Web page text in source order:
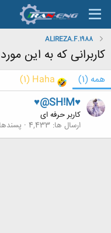
ALIREZA.F.1988
کاربرانی که به این
همه (1)
Haha
(1)
♥@SH!M♥
کاربر حرفه ای
ارسال ها 4,433 پسندها